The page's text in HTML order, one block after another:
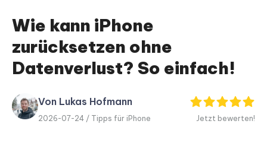
ReiBoot
for iOS
PDF
Editor
Neu
Wie kann iPhone
zurücksetzen ohne
Datenverlust? So einfach!
Von Lukas Hofmann
2026-07-24 / Tipps für iPhone Jetzt bewerten!